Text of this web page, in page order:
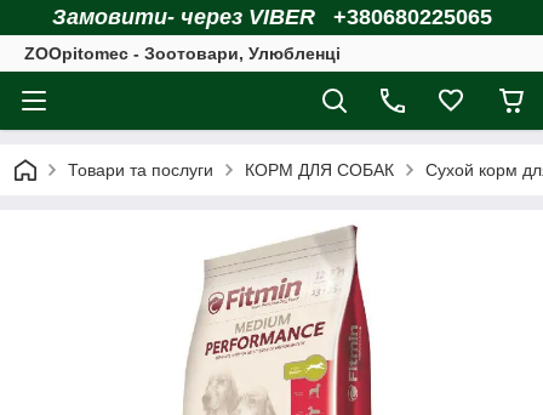
Замовити- через VIBER +380680225065
ZOOpitomec - Зоотовари, Улюбленці
Товари та послуги КОРМ ДЛЯ СОБАК Сухой корм